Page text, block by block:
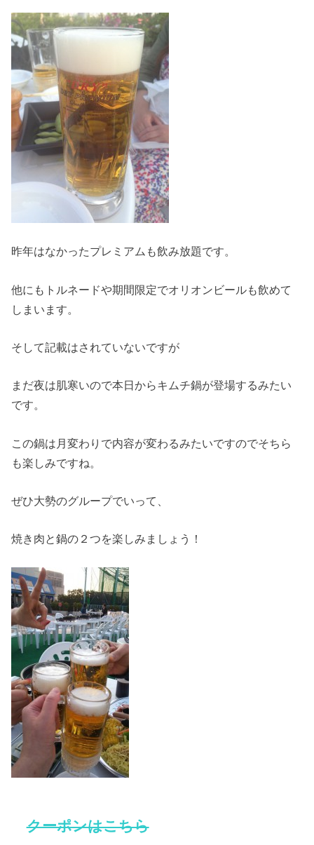
昨年はなかったプレミアムも飲み放題です。
他にもトルネードや期間限定でオリオンビールも飲めて
しまいます。
そして記載はされていないですが
まだ夜は肌寒いので本日からキムチ鍋が登場するみたい
です。
この鍋は月変わりで内容が変わるみたいですのでそちら
も楽しみですね。
ぜひ大勢のグループでいって、
焼き肉と鍋の２つを楽しみましょう！
クーポンはこちら